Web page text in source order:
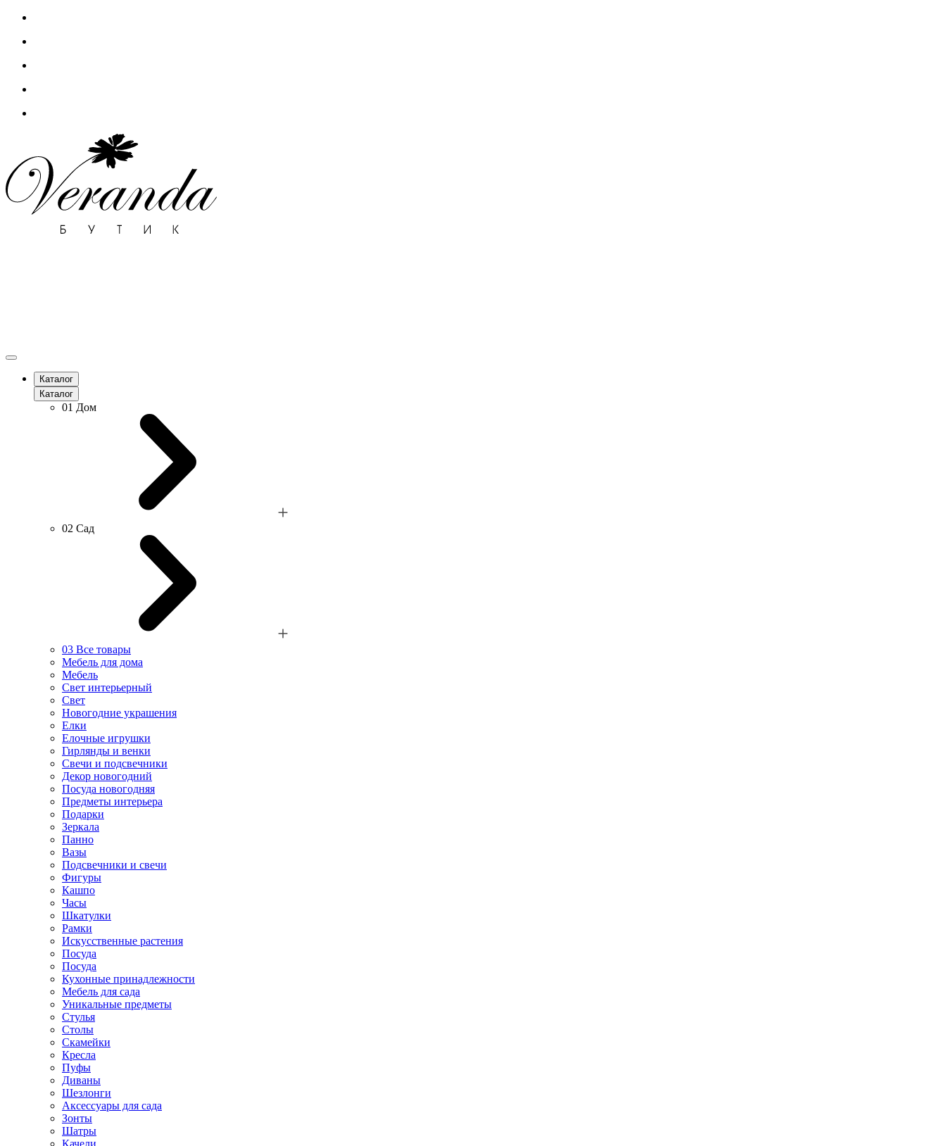
Каталог
Каталог
01 Дом
02 Сад
03 Все товары
Мебель для дома
Мебель
Свет интерьерный
Свет
Новогодние украшения
Елки
Елочные игрушки
Гирлянды и венки
Свечи и подсвечники
Декор новогодний
Посуда новогодняя
Предметы интерьера
Подарки
Зеркала
Панно
Вазы
Подсвечники и свечи
Фигуры
Кашпо
Часы
Шкатулки
Рамки
Искусственные растения
Посуда
Посуда
Кухонные принадлежности
Мебель для сада
Уникальные предметы
Стулья
Столы
Скамейки
Кресла
Пуфы
Диваны
Шезлонги
Аксессуары для сада
Зонты
Шатры
Качели